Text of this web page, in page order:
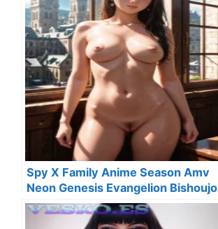
Spy X Family Anime Season Amv
Neon Genesis Evangelion Bishoujo